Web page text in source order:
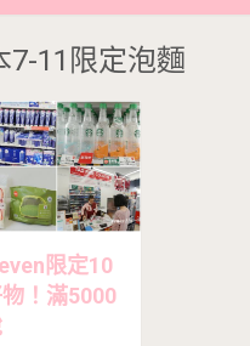
7-11限定泡麵
限定10
！滿5000